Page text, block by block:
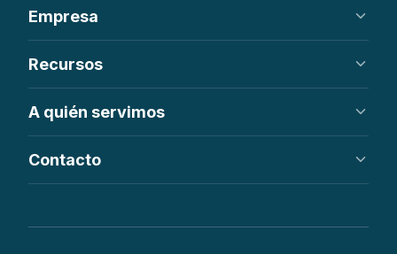
Etiquetas impresas
Parches
Etiquetas colgantes
Empresa
Cómo funciona
FAQ
Recursos
Pedir en línea
A quién servimos
Etsy y artesanía
Marcas de ropa
Streetwear y parches
Contacto